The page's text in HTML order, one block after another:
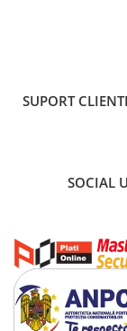
SUPORT CLIENTI
SOCIAL